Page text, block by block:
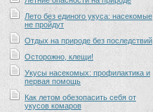
Лето без единого укуса: насекомые
не пройдут
Отдых на природе без последствий
Осторожно, клещи!
Укусы насекомых: профилактика и
первая помощь
Как летом обезопасить себя от
укусов комаров